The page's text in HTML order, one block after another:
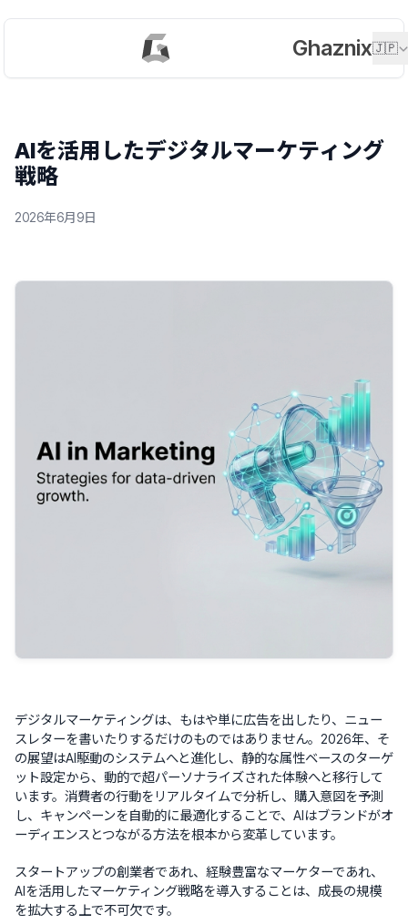
Ghaznix🇯🇵
AIを活用したデジタルマーケティング
戦略
2026年6月9日
デジタルマーケティングは、もはや単に広告を出したり、ニュー
スレターを書いたりするだけのものではありません。2026年、そ
の展望はAI駆動のシステムへと進化し、静的な属性ベースのターゲ
ット設定から、動的で超パーソナライズされた体験へと移行して
います。消費者の行動をリアルタイムで分析し、購入意図を予測
し、キャンペーンを自動的に最適化することで、AIはブランドがオ
ーディエンスとつながる方法を根本から変革しています。
スタートアップの創業者であれ、経験豊富なマーケターであれ、
AIを活用したマーケティング戦略を導入することは、成長の規模
を拡大する上で不可欠です。